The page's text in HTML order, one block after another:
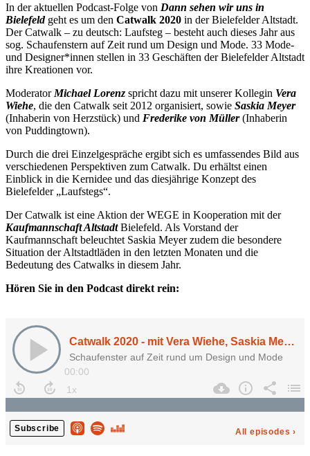
In der aktuellen Podcast-Folge von Dann sehen wir uns in
Bielefeldgeht es um den Catwalk 2020 in der Bielefelder Altstadt.
Der Catwalk – zu deutsch: Laufsteg – besteht auch dieses Jahr aus
sog. Schaufenstern auf Zeit rund um Design und Mode. 33 Mode-
und Designer*innen stellen in 33 Geschäften der Bielefelder Altstadt
ihre Kreationen vor.
Moderator Michael Lorenz spricht dazu mit unserer Kollegin Vera
Wiehe, die den Catwalk seit 2012 organisiert, sowie Saskia Meyer
(Inhaberin von Herzstück) und Frederike von Müller(Inhaberin
von Puddingtown).
Durch die drei Einzelgespräche ergibt sich es umfassendes Bild aus
verschiedenen Perspektiven zum Catwalk. Du erhältst einen
Einblick in die Kernidee und das diesjährige Konzept des
Bielefelder „Laufstegs“.
Der Catwalk ist eine Aktion der WEGE in Kooperation mit der
Kaufmannschaft AltstadtBielefeld. Als Vorstand der
Kaufmannschaft beleuchtet Saskia Meyer zudem die besondere
Situation der Altstadtläden in den letzten Monaten und die
Bedeutung des Catwalks in diesem Jahr.
Hören Sie in den Podcast direkt rein: